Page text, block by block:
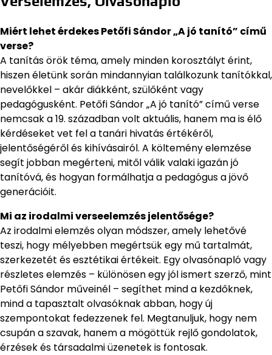
Miért lehet érdekes Petőfi Sándor „A jó tanító” című
verse?
A tanítás örök téma, amely minden korosztályt érint,
hiszen életünk során mindannyian találkozunk tanítókkal,
nevelőkkel – akár diákként, szülőként vagy
pedagógusként. Petőfi Sándor „A jó tanító” című verse
nemcsak a 19. században volt aktuális, hanem ma is élő
kérdéseket vet fel a tanári hivatás értékéről,
jelentőségéről és kihívásairól. A költemény elemzése
segít jobban megérteni, mitől válik valaki igazán jó
tanítóvá, és hogyan formálhatja a pedagógus a jövő
generációit.
Mi az irodalmi verseelemzés jelentősége?
Az irodalmi elemzés olyan módszer, amely lehetővé
teszi, hogy mélyebben megértsük egy mű tartalmát,
szerkezetét és esztétikai értékeit. Egy olvasónapló vagy
részletes elemzés – különösen egy jól ismert szerző, mint
Petőfi Sándor műveinél – segíthet mind a kezdőknek,
mind a tapasztalt olvasóknak abban, hogy új
szempontokat fedezzenek fel. Megtanuljuk, hogy nem
csupán a szavak, hanem a mögöttük rejlő gondolatok,
érzések és társadalmi üzenetek is fontosak.